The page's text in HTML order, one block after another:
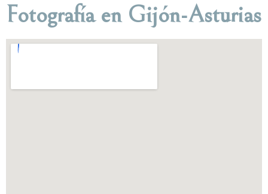
Fotografía en Gijón-Asturias